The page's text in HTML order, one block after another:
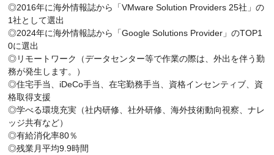
◎2016年に海外情報誌から「VMware Solution Providers 25社」の
1社として選出
◎2024年に海外情報誌から「Google Solutions Provider」のTOP1
0に選出
◎リモートワーク（データセンター等で作業の際は、外出を伴う勤
務が発生します。）
◎住宅手当、iDeCo手当、在宅勤務手当、資格インセンティブ、資
格取得支援
◎学べる環境充実（社内研修、社外研修、海外技術動向視察、ナレ
ッジ共有など）
◎有給消化率80％
◎残業月平均9.9時間